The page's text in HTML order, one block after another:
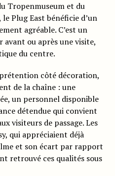
Tropenmuseum et du
Plug East bénéficie d’un
agréable. C’est un
ou après une visite,
du centre.
côté décoration,
de la chaîne : une
un personnel disponible
détendue qui convient
visiteurs de passage. Les
qui appréciaient déjà
et son écart par rapport
retrouvé ces qualités sous